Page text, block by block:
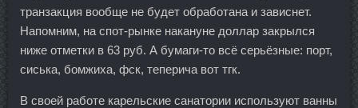
транзакция вообще не будет обработана и зависнет.
Напомним, на спот-рынке накануне доллар закрылся
ниже отметки в 63 руб. А бумаги-то всё серьёзные: порт,
сиська, бомжиха, фск, теперича вот тгк.
В своей работе карельские санатории используют ванны